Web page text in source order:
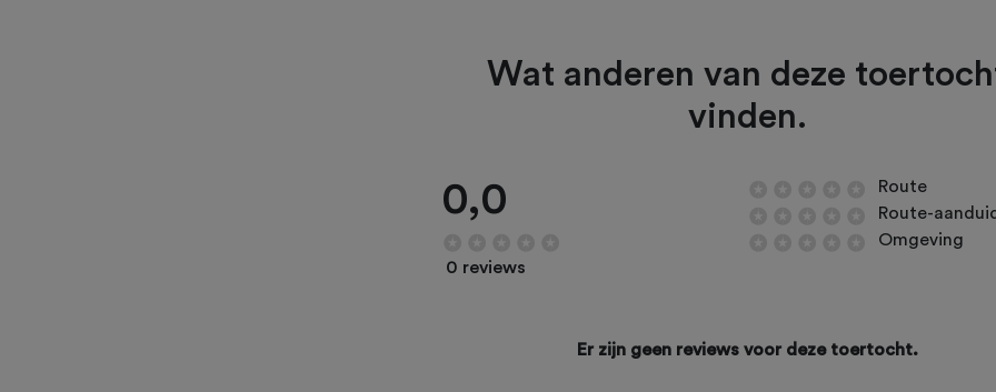
Wat anderen van deze
vinden.
0,0
0 reviews
Route
Route-
Omgeving
Er zijn geen reviews voor deze toertocht.